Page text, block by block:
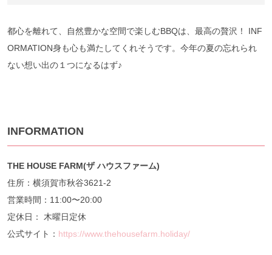
都心を離れて、自然豊かな空間で楽しむBBQは、最高の贅沢！ INF
ORMATION身も心も満たしてくれそうです。今年の夏の忘れられ
ない想い出の１つになるはず♪
INFORMATION
THE HOUSE FARM(ザハウスファーム)
住所：横須賀市秋谷3621-2
営業時間：11:00〜20:00
定休日： 木曜日定休
公式サイト： https://www.thehousefarm.holiday/